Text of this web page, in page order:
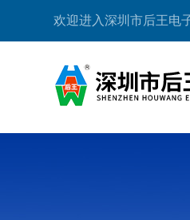
欢迎进入深圳市后王电